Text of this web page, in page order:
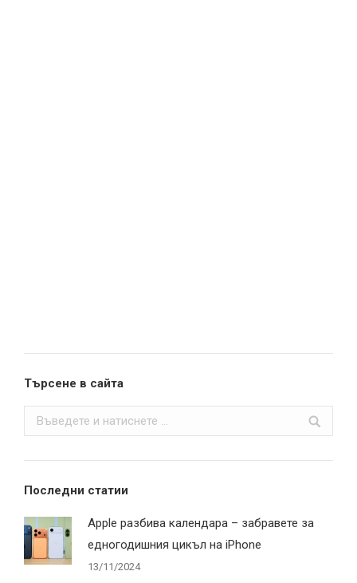
Търсене в сайта
Search:
Последни статии
Apple разбива календара – забравете за
едногодишния цикъл на iPhone
13/11/2024